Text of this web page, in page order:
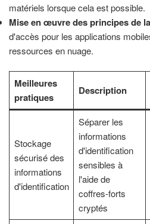
matériels lorsque cela est possible.
Mise en œuvre des principes de
d'accès pour les applications
ressources en nuage.
Meilleures
pratiques
Description
Stockage
sécurisé des
informations
d'identification
Séparer les
informations
d'identification
sensibles à
l'aide de
coffres-forts
cryptés